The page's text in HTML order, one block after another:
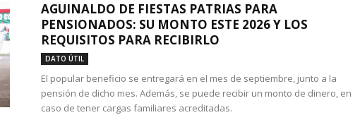
AGUINALDO DE FIESTAS PATRIAS PARA
PENSIONADOS: SU MONTO ESTE 2026 Y LOS
REQUISITOS PARA RECIBIRLO
DATO ÚTIL
El popular beneficio se entregará en el mes de septiembre, junto a la
pensión de dicho mes. Además, se puede recibir un monto de dinero, en
caso de tener cargas familiares acreditadas.